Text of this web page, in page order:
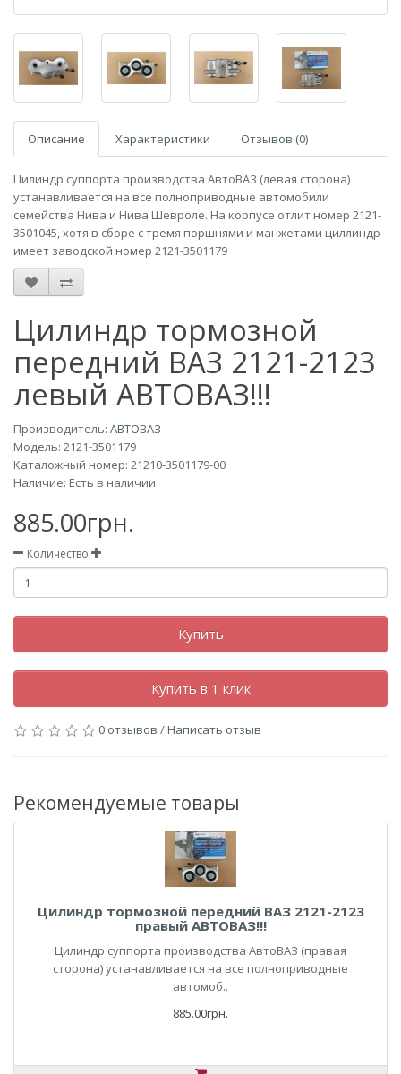
Описание Характеристики Отзывов (0)
Цилиндр суппорта производства АвтоВАЗ (левая сторона)
устанавливается на все полноприводные автомобили
семейства Нива и Нива Шевроле. На корпусе отлит номер 2121-
3501045, хотя в сборе с тремя поршнями и манжетами циллиндр
имеет заводской номер 2121-3501179
Цилиндр тормозной
передний ВАЗ 2121-2123
левый АВТОВАЗ!!!
Производитель: АВТОВАЗ
Модель: 2121-3501179
Каталожный номер: 21210-3501179-00
Наличие: Есть в наличии
885.00грн.
Количество
Купить
Купить в 1 клик
0 отзывов /Написать отзыв
Рекомендуемые товары
Цилиндр тормозной передний ВАЗ 2121-2123
правый АВТОВАЗ!!!
Цилиндр суппорта производства АвтоВАЗ (правая
сторона) устанавливается на все полноприводные
автомоб..
885.00грн.